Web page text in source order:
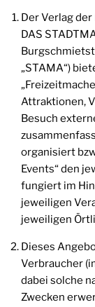
Der Verlag
DAS
„STAMA“)
Attraktionen,
Besuch
organisiert
Events“ den
fungiert im
jeweiligen
jeweiligen
Dieses
Verbraucher
dabei solche
Zwecken